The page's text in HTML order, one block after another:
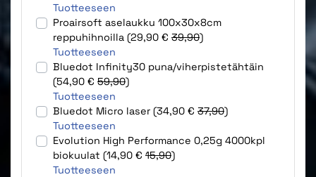
Tuotteeseen
Proairsoft aselaukku 100x30x8cm
reppuhihnoilla (29,90 € 39,90)
Tuotteeseen
Bluedot Infinity30 puna/viherpistetähtäin
(54,90 € 59,90)
Tuotteeseen
Bluedot Micro laser (34,90 € 37,90)
Tuotteeseen
Evolution High Performance 0,25g 4000kpl
biokuulat (14,90 € 15,90)
Tuotteeseen